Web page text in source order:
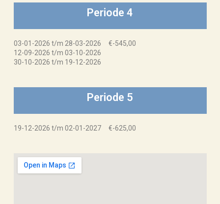
Periode 4
03-01-2026 t/m 28-03-2026 €-545,00
12-09-2026 t/m 03-10-2026
30-10-2026 t/m 19-12-2026
Periode 5
19-12-2026 t/m 02-01-2027 €-625,00